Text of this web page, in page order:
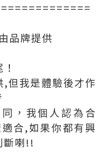
品牌提供
但我是體驗後才作
，我個人認為合
合,如果你都有興
斷喇!!